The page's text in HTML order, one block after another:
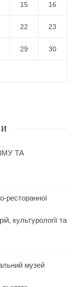
15 16
22 23
29 30
ТА
ресторанної
культурології та
музей